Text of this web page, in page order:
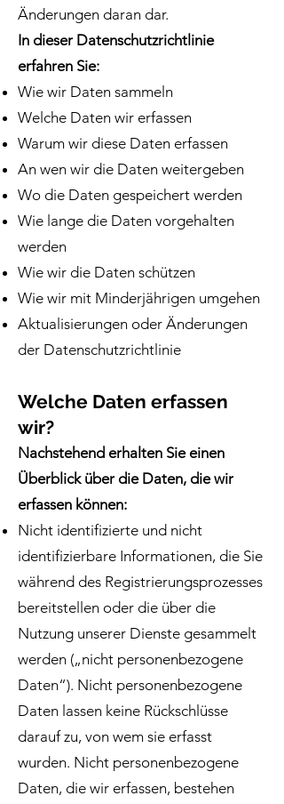
Änderungen daran dar.
In dieser Datenschutzrichtlinie
erfahren Sie:
Wie wir Daten sammeln
Welche Daten wir erfassen
Warum wir diese Daten erfassen
An wen wir die Daten weitergeben
Wo die Daten gespeichert werden
Wie lange die Daten vorgehalten
werden
Wie wir die Daten schützen
Wie wir mit Minderjährigen umgehen
Aktualisierungen oder Änderungen
der Datenschutzrichtlinie
Welche Daten erfassen
wir?
Nachstehend erhalten Sie einen
Überblick über die Daten, die wir
erfassen können:
Nicht identifizierte und nicht
identifizierbare Informationen, die Sie
während des Registrierungsprozesses
bereitstellen oder die über die
Nutzung unserer Dienste gesammelt
werden („nicht personenbezogene
Daten“). Nicht personenbezogene
Daten lassen keine Rückschlüsse
darauf zu, von wem sie erfasst
wurden. Nicht personenbezogene
Daten, die wir erfassen, bestehen